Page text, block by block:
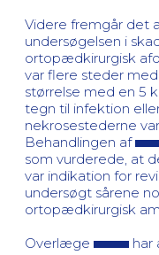
Videre fremgår det
undersøgelsen i
ortopædkirurgisk
var flere steder
størrelse med en 5
tegn til infektion
nekrosestederne
Behandlingen af
som vurderede, at
var indikation for
undersøgt sårene
ortopædkirurgisk
Overlæge
har